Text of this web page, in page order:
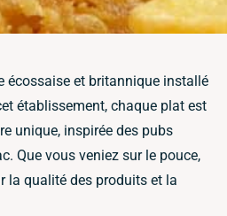
écossaise et britannique installé
établissement, chaque plat est
unique, inspirée des pubs
Que vous veniez sur le pouce,
la qualité des produits et la